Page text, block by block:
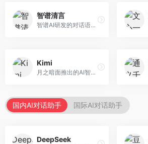
智谱清言
智谱AI研发的对话语言模型，支持中英双语交互。面向中文用户和开发者，提供知识问答、代码编写、文档解读等服务，开源生态完善，学术研究背景深厚。
Kimi
月之暗面推出的AI智能助手，核心优势在于超长文本处理能力，支持20万字以上文档分析。面向学术研究者、职场人士和内容创作者，提供文档解读、PPT生成、联网搜索等综合服务。
国内AI对话助手 国际AI对话助手
DeepSeek